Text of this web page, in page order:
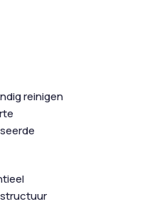
reinigen